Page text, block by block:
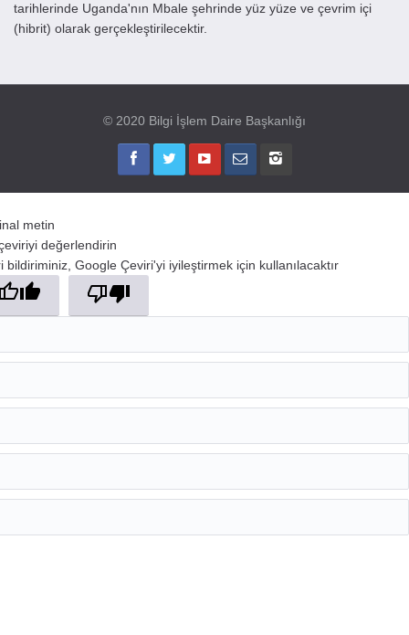
tarihlerinde Uganda'nın Mbale şehrinde yüz yüze ve çevrim içi
(hibrit) olarak gerçekleştirilecektir.
© 2020 Bilgi İşlem Daire Başkanlığı
metin
değerlendirin
bildiriminiz, Google Çeviri'yi iyileştirmek için kullanılacaktır